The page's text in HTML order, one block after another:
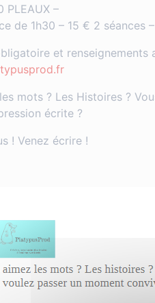
PLEAUX –
de 1h30 – 15 € 2
et renseignements
mots ? Les Histoires ?
écrite ?
! Venez écrire !